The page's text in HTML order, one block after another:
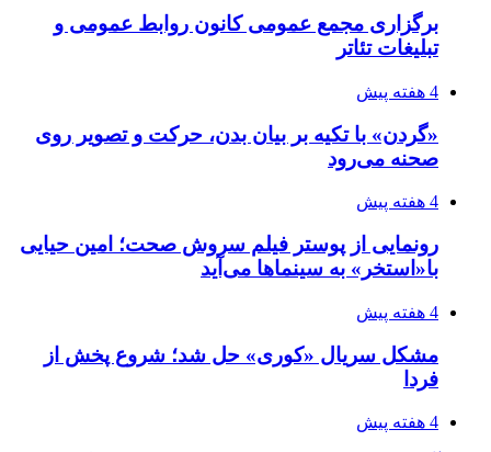
برگزاری مجمع عمومی کانون روابط عمومی و
تبلیغات تئاتر
4 هفته پیش
«گردن» با تکیه بر بیان بدن، حرکت و تصویر روی
صحنه می‌رود
4 هفته پیش
رونمایی از پوستر فیلم سروش صحت؛ امین حیایی
با«استخر» به سینماها می‌آید
4 هفته پیش
مشکل سریال «کوری» حل شد؛ شروع پخش از
فردا
4 هفته پیش